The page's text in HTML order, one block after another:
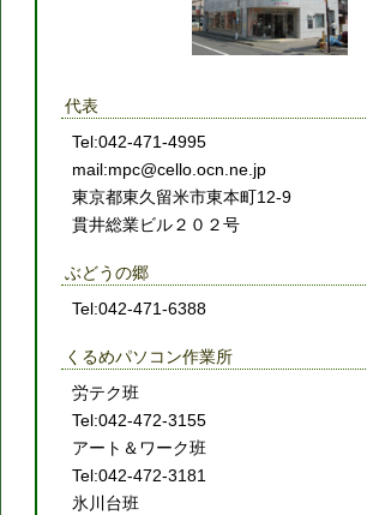
代表
Tel:042-471-4995
mail:mpc@cello.ocn.ne.jp
東京都東久留米市東本町12-9
貫井総業ビル２０２号
ぶどうの郷
Tel:042-471-6388
くるめパソコン作業所
労テク班
Tel:042-472-3155
アート＆ワーク班
Tel:042-472-3181
氷川台班